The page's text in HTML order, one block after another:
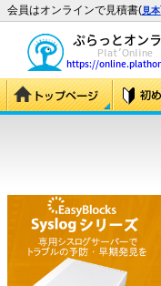
会員はオンラインで見積書(見本